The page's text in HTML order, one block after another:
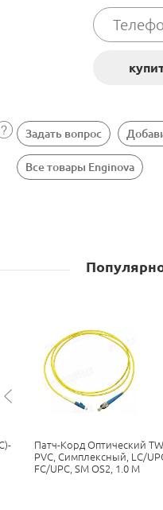
Задать вопрос
Все товары Enginova
Патч-Корд Оптический
PVC, Симплексный, LC/
FC/UPC, SM OS2, 1.0 М